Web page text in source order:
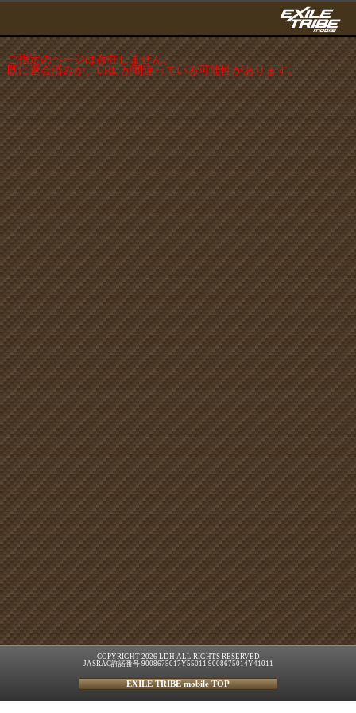
ご指定のページは存在しません。
既に退会済みか、URL が間違っている可能性があります。
COPYRIGHT 2026 LDH ALL RIGHTS RESERVED
JASRAC許諾番号 9008675017Y55011 9008675014Y41011
EXILE TRIBE mobile TOP